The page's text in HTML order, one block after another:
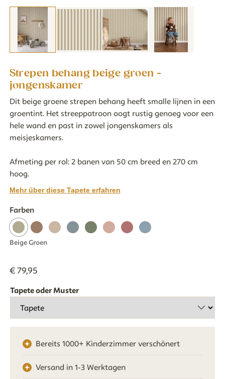
Strepen behang beige groen -
jongenskamer
Dit beige groene strepen behang heeft smalle lijnen in een
groentint. Het streeppatroon oogt rustig genoeg voor een
hele wand en past in zowel jongenskamers als
meisjeskamers.
Afmeting per rol: 2 banen van 50 cm breed en 270 cm
hoog.
Mehr über diese Tapete erfahren
Farben
Beige Groen
€ 79,95
Tapete oder Muster
Bereits 1000+ Kinderzimmer verschönert
Versand in 1-3 Werktagen